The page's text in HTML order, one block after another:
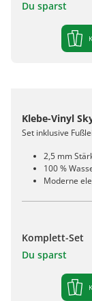
Du sparst
Klebe-Vinyl
Set inklusive
2,5 mm
100 %
Moderne
Komplett-Set
Du sparst